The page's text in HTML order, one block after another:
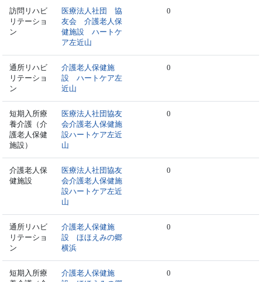
訪問リハビ
リテーショ
ン
医療法人社団 協
友会 介護老人保
健施設 ハートケ
ア左近山
0
通所リハビ
リテーショ
ン
介護老人保健施
設 ハートケア左
近山
0
短期入所療
養介護（介
護老人保健
施設）
医療法人社団協友
会介護老人保健施
設ハートケア左近
山
0
介護老人保
健施設
医療法人社団協友
会介護老人保健施
設ハートケア左近
山
0
通所リハビ
リテーショ
ン
介護老人保健施
設 ほほえみの郷
横浜
0
短期入所療
介護老人保健施
0